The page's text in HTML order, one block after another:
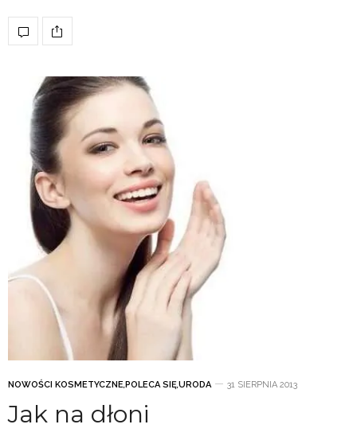
NOWOŚCI KOSMETYCZNE POLECA SIĘURODA 31 SIERPNIA 2013
Jak na dłoni